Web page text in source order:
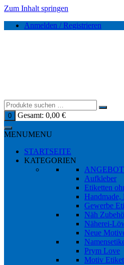
Zum Inhalt springen
Anmelden / Registrieren
0 Gesamt: 0,00 €
MENUMENU
STARTSEITE
KATEGORIEN
Aufkleber
Etiketten
Handmade,
Gewerbe
Näh
Näherei-
Neue
Prym Love
Motiv